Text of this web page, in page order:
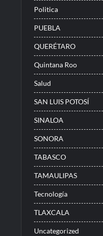
Politica
PUEBLA
QUERÉTARO
Quintana Roo
Salud
SAN LUIS POTOSÍ
SINALOA
SONORA
TABASCO
TAMAULIPAS
Tecnología
TLAXCALA
Uncategorized